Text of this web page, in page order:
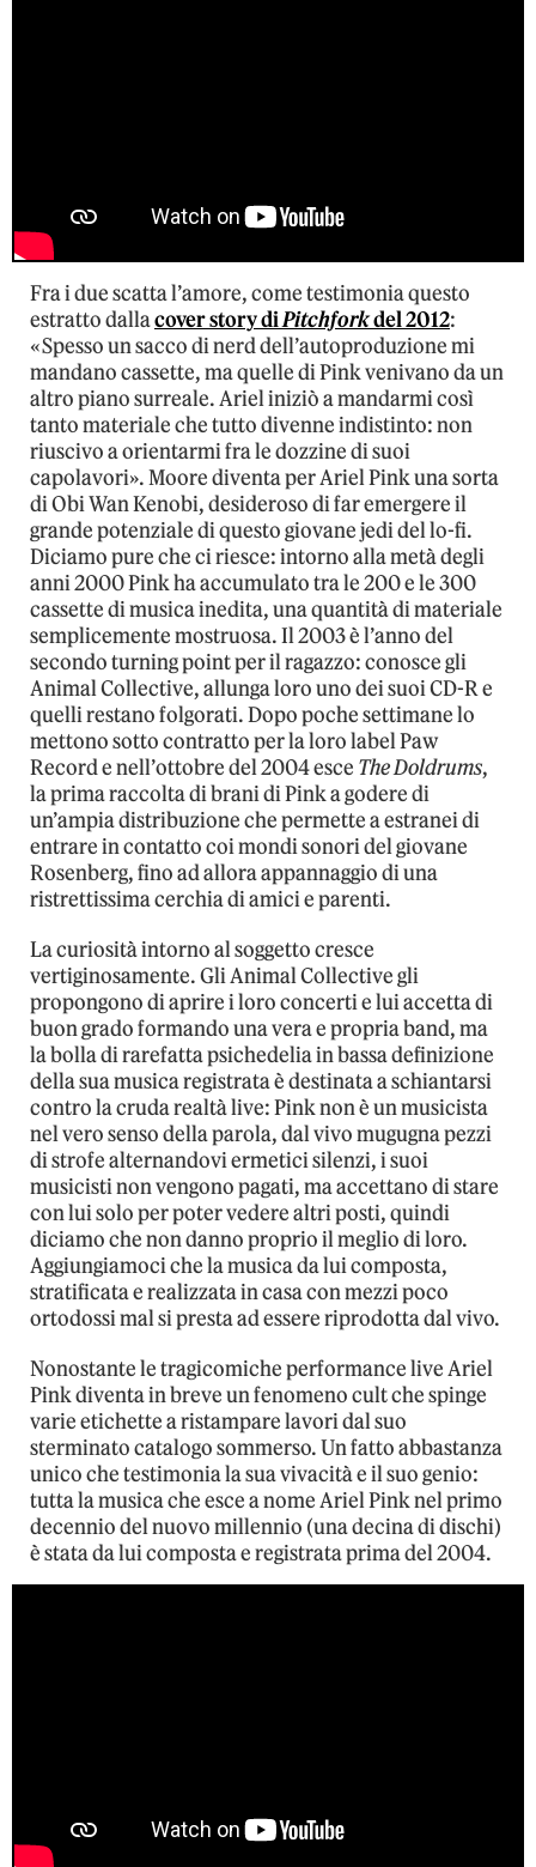
Fra i due scatta l’amore, come testimonia questo
estratto dallacover story diPitchforkdel 2012:
«Spesso un sacco di nerd dell’autoproduzione mi
mandano cassette, ma quelle di Pink venivano da un
altro piano surreale. Ariel iniziò a mandarmi così
tanto materiale che tutto divenne indistinto: non
riuscivo a orientarmi fra le dozzine di suoi
capolavori». Moore diventa per Ariel Pink una sorta
di Obi Wan Kenobi, desideroso di far emergere il
grande potenziale di questo giovane jedi del lo-fi.
Diciamo pure che ci riesce: intorno alla metà degli
anni 2000 Pink ha accumulato tra le 200 e le 300
cassette di musica inedita, una quantità di materiale
semplicemente mostruosa. Il 2003 è l’anno del
secondo turning point per il ragazzo: conosce gli
Animal Collective, allunga loro uno dei suoi CD-R e
quelli restano folgorati. Dopo poche settimane lo
mettono sotto contratto per la loro label Paw
Record e nell’ottobre del 2004 esce The Doldrums,
la prima raccolta di brani di Pink a godere di
un’ampia distribuzione che permette a estranei di
entrare in contatto coi mondi sonori del giovane
Rosenberg, fino ad allora appannaggio di una
ristrettissima cerchia di amici e parenti.
La curiosità intorno al soggetto cresce
vertiginosamente. Gli Animal Collective gli
propongono di aprire i loro concerti e lui accetta di
buon grado formando una vera e propria band, ma
la bolla di rarefatta psichedelia in bassa definizione
della sua musica registrata è destinata a schiantarsi
contro la cruda realtà live: Pink non è un musicista
nel vero senso della parola, dal vivo mugugna pezzi
di strofe alternandovi ermetici silenzi, i suoi
musicisti non vengono pagati, ma accettano di stare
con lui solo per poter vedere altri posti, quindi
diciamo che non danno proprio il meglio di loro.
Aggiungiamoci che la musica da lui composta,
stratificata e realizzata in casa con mezzi poco
ortodossi mal si presta ad essere riprodotta dal vivo.
Nonostante le tragicomiche performance live Ariel
Pink diventa in breve un fenomeno cult che spinge
varie etichette a ristampare lavori dal suo
sterminato catalogo sommerso. Un fatto abbastanza
unico che testimonia la sua vivacità e il suo genio:
tutta la musica che esce a nome Ariel Pink nel primo
decennio del nuovo millennio (una decina di dischi)
è stata da lui composta e registrata prima del 2004.